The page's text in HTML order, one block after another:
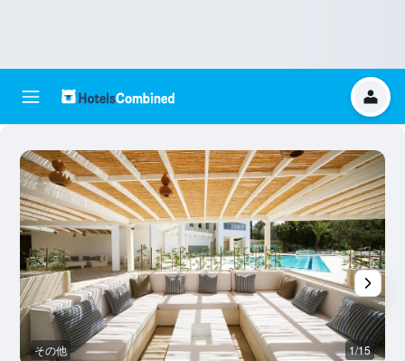
その他 1/15